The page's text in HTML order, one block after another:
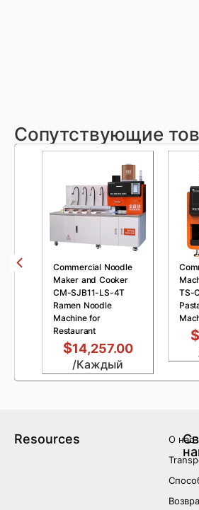
Сопутствующие
Commercial Noodle
Maker and Cooker
CM-SJB11-LS-4T
Ramen Noodle
Machine for
Restaurant
$14,257.00
/Каждый
TS-
$
Resources
О нас